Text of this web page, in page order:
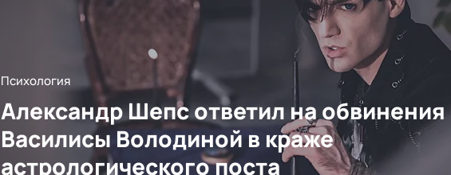
Психология
Александр Шепс ответил на обвинения
Василисы Володиной в краже
астрологического поста